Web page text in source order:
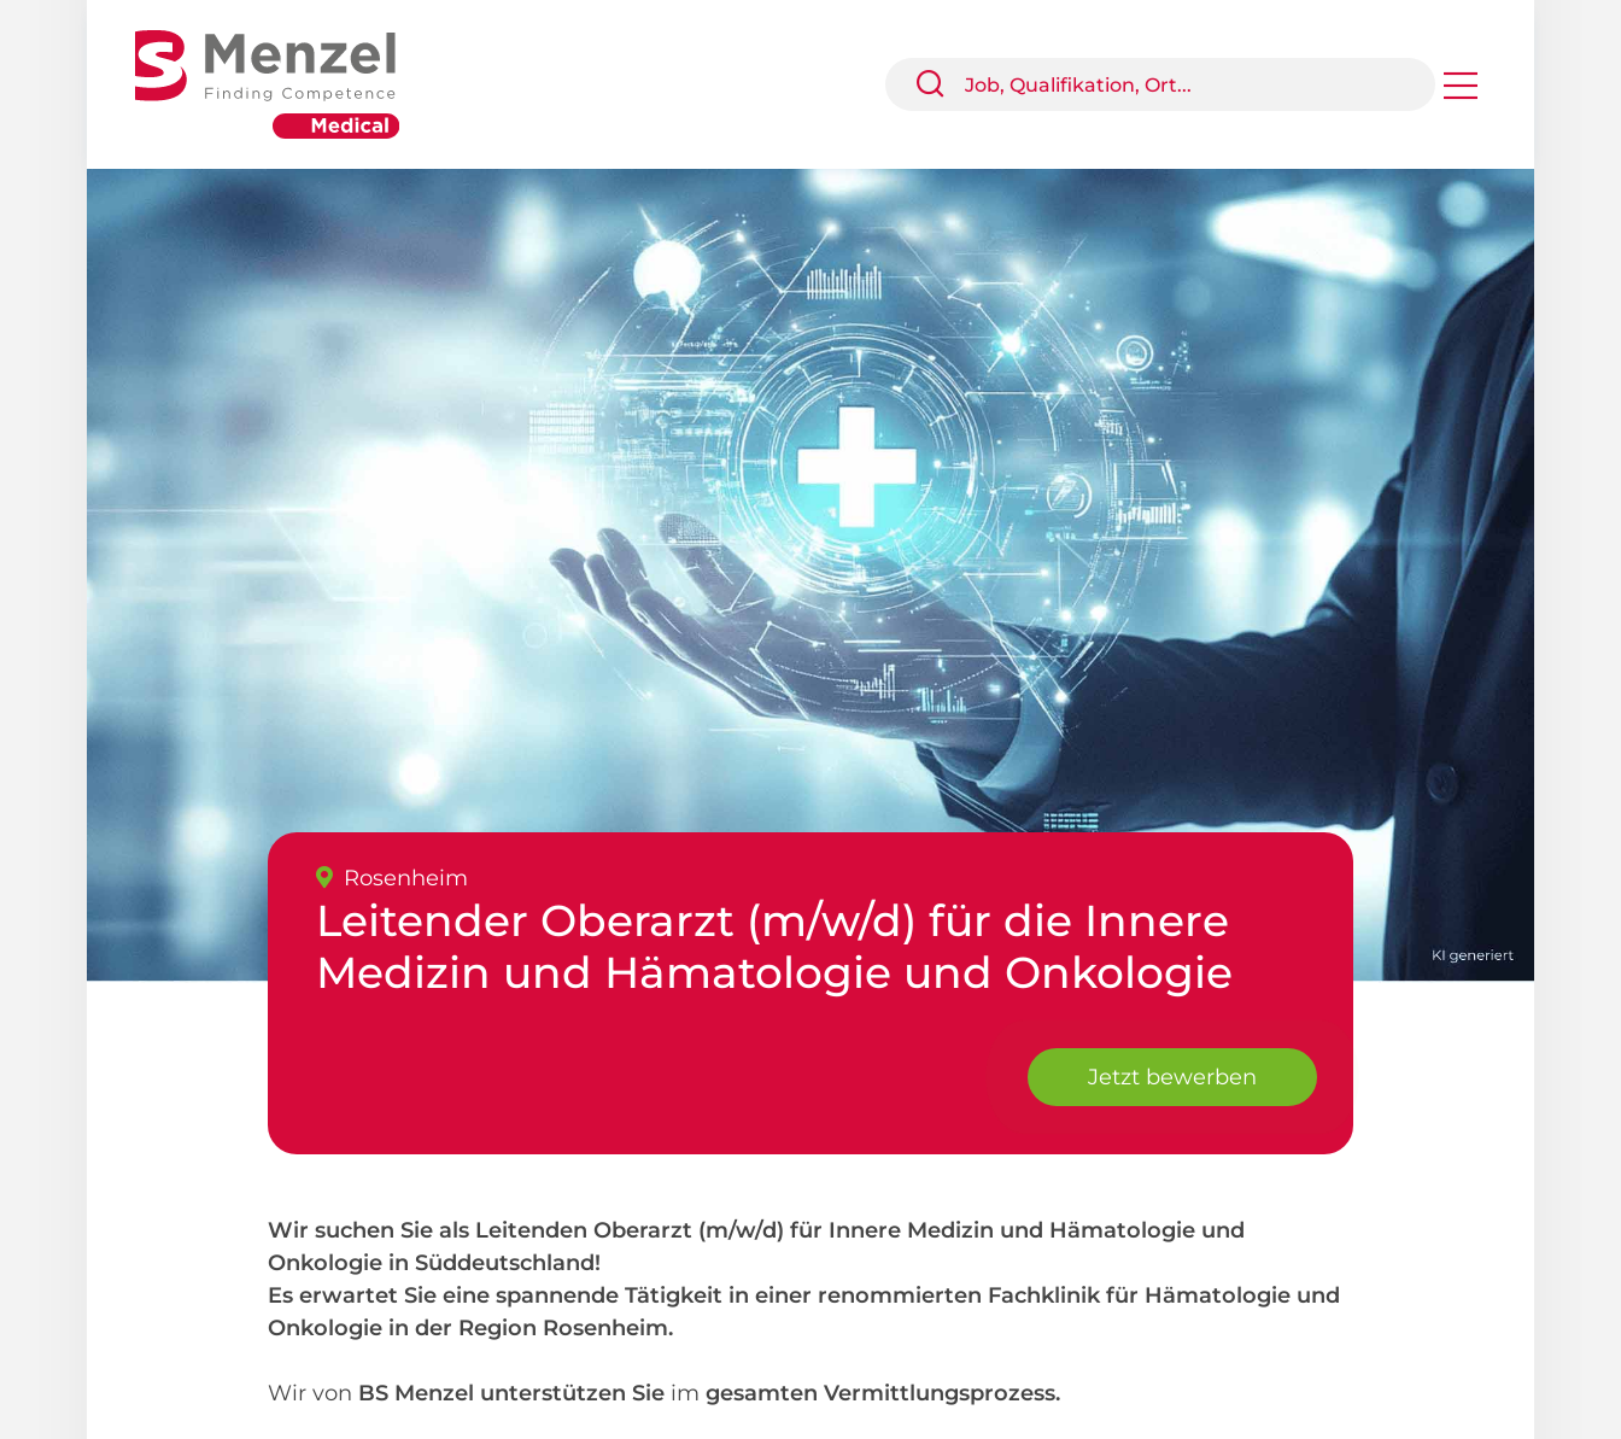
Rosenheim
Leitender Oberarzt (m/w/d) für die Innere
Medizin und Hämatologie und Onkologie
Jetzt bewerben
Wir suchen Sie als Leitenden Oberarzt (m/w/d) für Innere Medizin und Hämatologie und
Onkologie in Süddeutschland!
Es erwartet Sie eine spannende Tätigkeit in einer renommierten Fachklinik für Hämatologie und
Onkologie in der Region Rosenheim.
Wir von BS Menzel unterstützen Sie im gesamten Vermittlungsprozess.